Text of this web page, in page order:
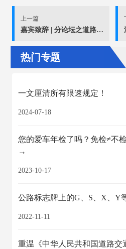
上一篇
嘉宾致辞 | 分论坛之道路交通管理技术赋能交流论坛
热门专题
一文厘清所有限速规定！
2024-07-18
您的爱车年检了吗？免检≠不
→
2023-10-17
公路标志牌上的G、S、X、Y
2022-11-11
重温《中华人民共和国道路交